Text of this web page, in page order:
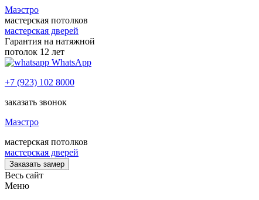
Маэстро
мастерская потолков
мастерская дверей
Гарантия на натяжной
потолок 12 лет
WhatsApp
+7 (923) 102 8000
заказать звонок
Маэстро
мастерская потолков
мастерская дверей
Заказать замер
Весь сайт
Меню